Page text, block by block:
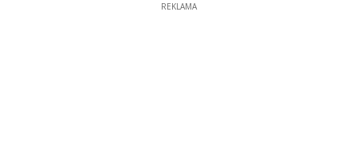
REKLAMA